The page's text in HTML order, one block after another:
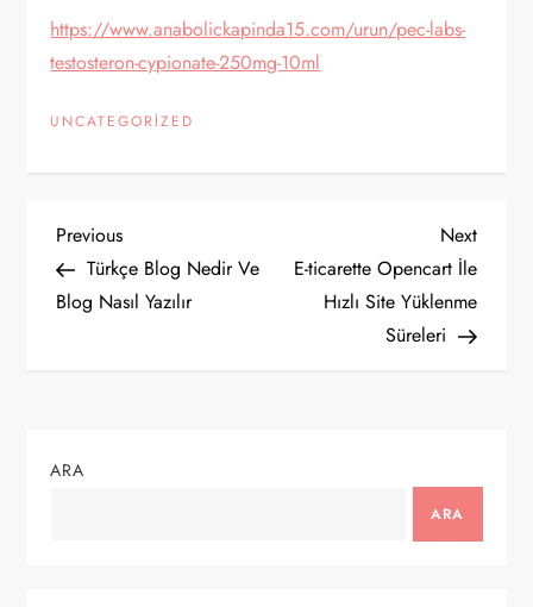
https://www.anabolickapinda15.com/urun/pec-labs-
testosteron-cypionate-250mg-10ml
UNCATEGORIZED
Y
a
g
Previous
Post
Previous
Türkçe Blog Nedir Ve
Blog Nasıl Yazılır
Next
Post
Next
E-ticarette Opencart İle
Hızlı Site Yüklenme
Süreleri
ARA
ARA